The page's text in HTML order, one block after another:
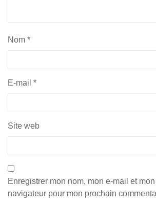
Nom *
E-mail *
Site web
Enregistrer mon nom, mon e-mail et
navigateur pour mon prochain